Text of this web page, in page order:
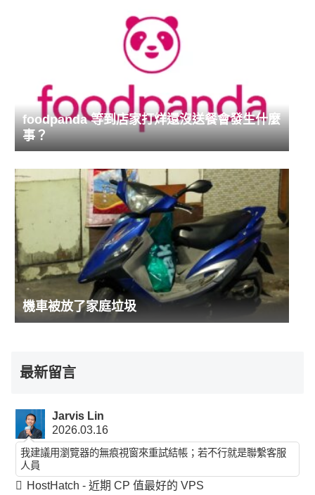
foodpanda 等到店家打烊還沒送餐會發生什麼
事？
機車被放了家庭垃圾
最新留言
Jarvis Lin
2026.03.16
我建議用瀏覽器的無痕視窗來重試結帳；若不行就是聯繫客服
人員
HostHatch - 近期 CP 值最好的 VPS